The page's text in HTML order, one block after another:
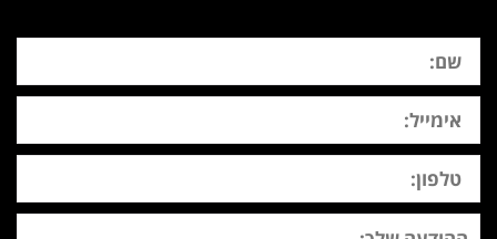
שם
אימייל
טלפון:
ההודעה